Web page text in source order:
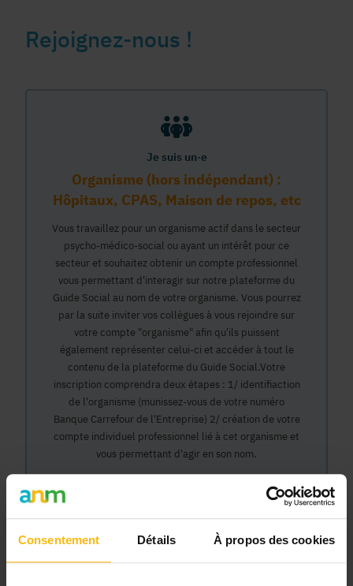
Consentement Détails À propos des cookies
Rejoignez-nous !
Je suis un·e
Organisme (hors indépendant) :
Hôpitaux, CPAS, Maison de repos, etc
Vous travaillez pour un organisme actif dans le secteur
psycho-médico-social ou ayant un intérêt pour ce
secteur et souhaitez obtenir un compte professionnel
vous permettant d'interagir sur notre plateforme du
Guide Social au nom de votre organisme. Vous pourrez
par la suite inviter vos collègues à vous rejoindre sur
votre compte "organisme" afin qu'ils puissent
également représenter celui-ci et accéder à tout le
contenu de la plateforme du Guide Social.Votre
inscription comprendra deux étapes : 1/ identifiaction
de l'organisme (munissez-vous de votre numéro
Banque Carrefour de l'Entreprise) 2/ création de votre
compte individuel professionnel lié à cet organisme et
vous permettant d'agir en son nom.